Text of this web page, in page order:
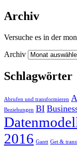
Archiv
Versuche es in der
Archiv
Schlagwörter
Abrufen und transformieren
Beziehungen BI
2016 Gantt Get &